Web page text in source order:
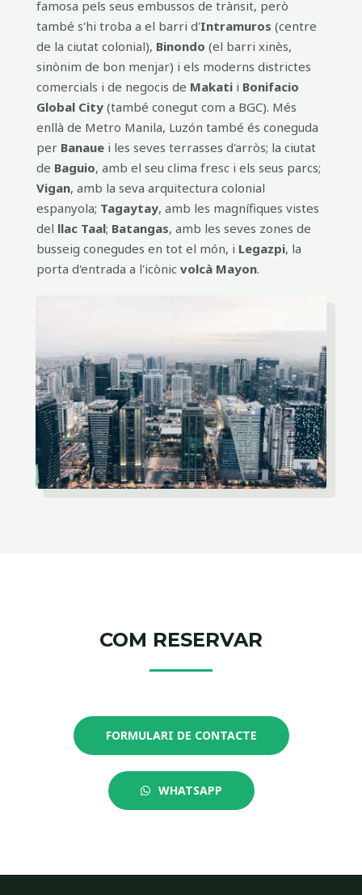
famosa pels seus embussos de trànsit, però
també s'hi troba a el barri d'Intramuros (centre
de la ciutat colonial), Binondo (el barri xinès,
sinònim de bon menjar) i els moderns districtes
comercials i de negocis de Makati i Bonifacio
Global City (també conegut com a BGC). Més
enllà de Metro Manila, Luzón també és coneguda
per Banaue i les seves terrasses d'arròs; la ciutat
de Baguio, amb el seu clima fresc i els seus parcs;
Vigan, amb la seva arquitectura colonial
espanyola; Tagaytay, amb les magnífiques vistes
del llac Taal; Batangas, amb les seves zones de
busseig conegudes en tot el món, i Legazpi, la
porta d'entrada a l'icònic volcà Mayon.
COM RESERVAR
FORMULARI DE CONTACTE
WHATSAPP